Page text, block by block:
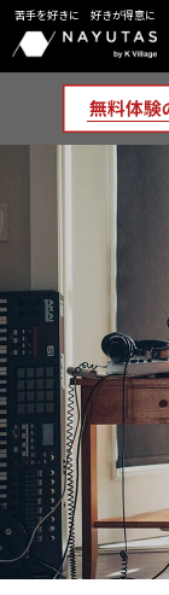
苦手を好きに 好きが得意に